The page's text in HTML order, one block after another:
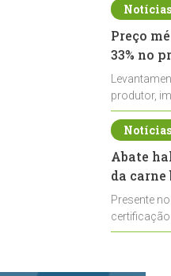
Preço
33% no
produtor,
de leite cru
Abate
da
Presente